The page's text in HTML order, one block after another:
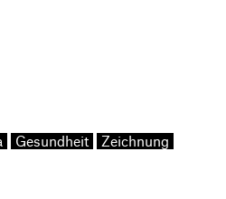
Gesundheit
Zeichnung